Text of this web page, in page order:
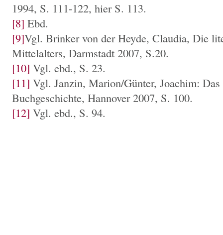
1994, S. 111-122, hier S. 113.
[8] Ebd.
[9]Vgl. Brinker von der Heyde, Claudia, Die
Mittelalters, Darmstadt 2007, S.20.
[10] Vgl. ebd., S. 23.
[11] Vgl. Janzin, Marion/Günter, Joachim:
Buchgeschichte, Hannover 2007, S. 100.
[12] Vgl. ebd., S. 94.